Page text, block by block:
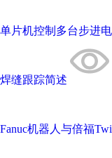
单片机控制多台步进
焊缝跟踪简述
Fanuc机器人与倍福